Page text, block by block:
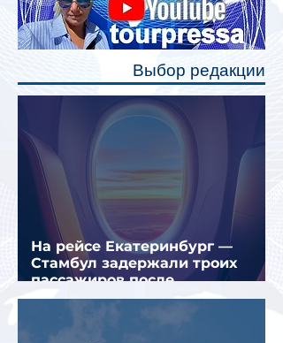
каждого спального места. Они
позволят пассажирам закрыть свою
полку во время сна или отдыха,
Выбор редакции
На рейсе Екатеринбург —
Стамбул задержали троих
пассажиров после
предполагаемой серии краж